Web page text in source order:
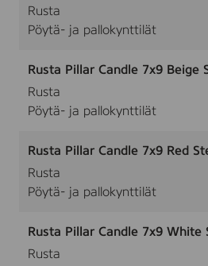
Rusta
Pöytä- ja pallokynttilät
Rusta Pillar Candle 7x9 Beige
Rusta
Pöytä- ja pallokynttilät
Rusta Pillar Candle 7x9 Red
Rusta
Pöytä- ja pallokynttilät
Rusta Pillar Candle 7x9 White
Rusta